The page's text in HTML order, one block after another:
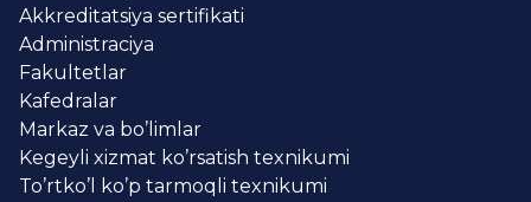
Akkreditatsiya sertifikati
Administraciya
Fakultetlar
Kafedralar
Markaz va bo’limlar
Kegeyli xizmat ko’rsatish texnikumi
To’rtko’l ko’p tarmoqli texnikumi